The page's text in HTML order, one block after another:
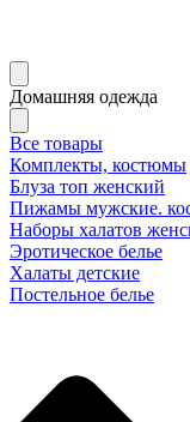
Домашняя одежда
Все товары
Комплекты, костюмы
Блуза топ женский
Пижамы мужские.
Наборы халатов
Эротическое белье
Халаты детские
Постельное белье